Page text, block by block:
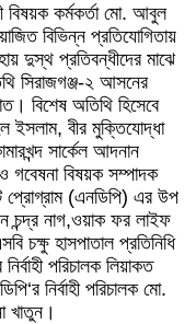
বিষয়ক কর্মকর্তা মো. আবুল
বিভিন্ন প্রতিযোগিতায়
দুস্থ প্রতিবন্ধীদের মাঝে
সিরাজগঞ্জ-২ আসনের
বিশেষ অতিথি হিসেবে
ইসলাম, বীর মুক্তিযোদ্ধা
সার্কেল আদনান
গবেষনা বিষয়ক সম্পাদক
প্রোগ্রাম (এনডিপি) এর উপ
চন্দ্র নাগ,ওয়াক ফর লাইফ
চক্ষু হাসপাতাল প্রতিনিধি
পরিচালক লিয়াকত
নির্বাহী পরিচালক মো.
খাতুন।